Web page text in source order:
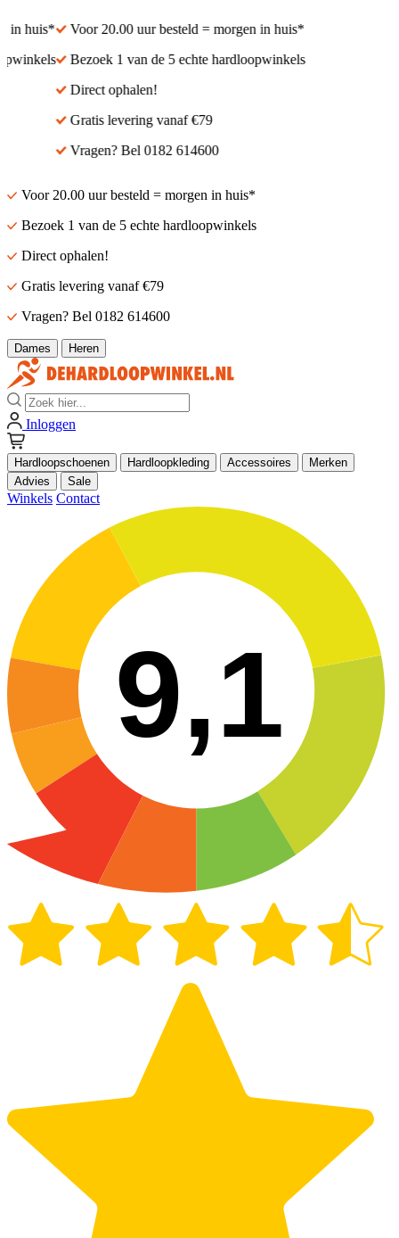
huis*
Voor 20.00 uur besteld = morgen in huis*
Bezoek 1 van de 5 echte hardloopwinkels
Direct ophalen!
Gratis levering vanaf €79
Vragen? Bel 0182 614600
Voor 20.00 uur besteld = morgen in huis*
Bezoek 1 van de 5 echte hardloopwinkels
Direct ophalen!
Gratis levering vanaf €79
Vragen? Bel 0182 614600
Dames Heren
Zoek
Inloggen
Hardloopschoenen Hardloopkleding Accessoires
Merken
Advies
Sale
Winkels Contact
9,1